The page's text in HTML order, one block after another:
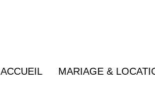
ACCUEIL MARIAGE &